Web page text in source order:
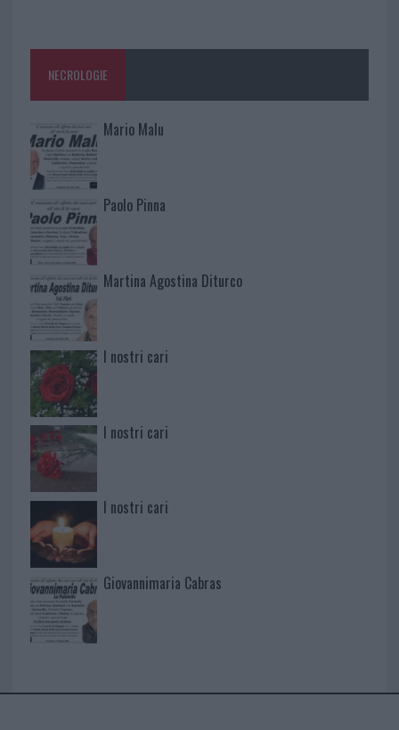
NECROLOGIE
Mario Malu
Paolo Pinna
Martina Agostina Diturco
I nostri cari
I nostri cari
I nostri cari
Giovannimaria Cabras